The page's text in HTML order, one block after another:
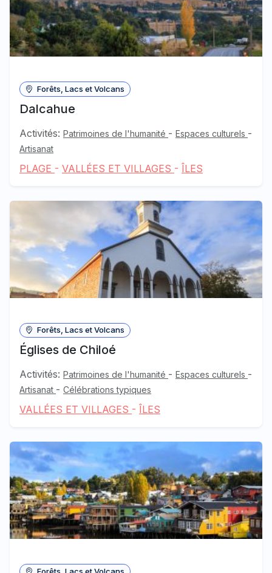
Forêts, Lacs et Volcans
Dalcahue
Activités: Patrimoines de l'humanité - Espaces culturels -
Artisanat
PLAGE - VALLÉES ET VILLAGES - ÎLES
Forêts, Lacs et Volcans
Églises de Chiloé
Activités: Patrimoines de l'humanité - Espaces culturels -
Artisanat - Célébrations typiques
VALLÉES ET VILLAGES - ÎLES